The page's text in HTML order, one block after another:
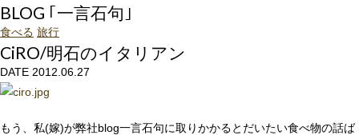
BLOG ｢一言石句｣
食べる 旅行
CiRO/明石のイタリアン
DATE 2012.06.27
もう、私(嫁)が弊社blog一言石句に取りかかるとだいたい食べ物の話ば